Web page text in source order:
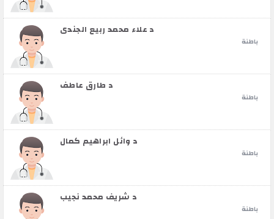
د علاء محمد ربيع الجندي
باطنة
د طارق عاطف
باطنة
د وائل ابراهيم كمال
باطنة
د شريف محمد نجيب
باطنة